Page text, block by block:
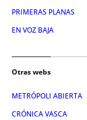
PRIMERAS PLANAS
EN VOZ BAJA
Otras webs
METRÓPOLI ABIERTA
CRÓNICA VASCA